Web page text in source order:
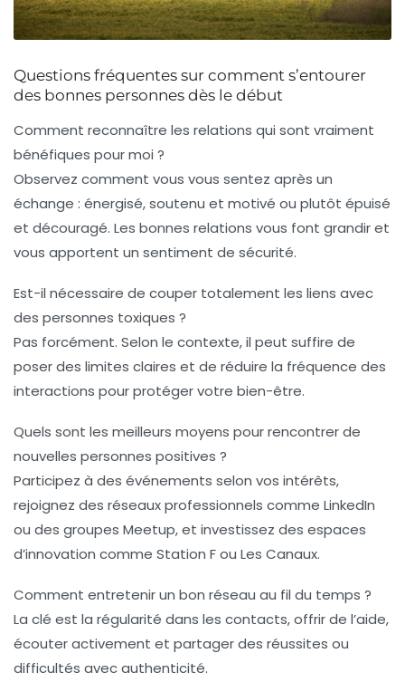
Questions fréquentes sur comment s’entourer
des bonnes personnes dès le début
Comment reconnaître les relations qui sont vraiment
bénéfiques pour moi ?
Observez comment vous vous sentez après un
échange : énergisé, soutenu et motivé ou plutôt épuisé
et découragé. Les bonnes relations vous font grandir et
vous apportent un sentiment de sécurité.
Est-il nécessaire de couper totalement les liens avec
des personnes toxiques ?
Pas forcément. Selon le contexte, il peut suffire de
poser des limites claires et de réduire la fréquence des
interactions pour protéger votre bien-être.
Quels sont les meilleurs moyens pour rencontrer de
nouvelles personnes positives ?
Participez à des événements selon vos intérêts,
rejoignez des réseaux professionnels comme LinkedIn
ou des groupes Meetup, et investissez des espaces
d’innovation comme Station F ou Les Canaux.
Comment entretenir un bon réseau au fil du temps ?
La clé est la régularité dans les contacts, offrir de l’aide,
écouter activement et partager des réussites ou
difficultés avec authenticité.